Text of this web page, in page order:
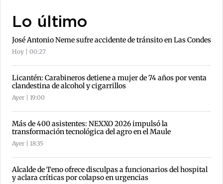
Lo último
José Antonio Neme sufre accidente de tránsito en Las Condes
Hoy | 00:27
Licantén: Carabineros detiene a mujer de 74 años por venta
clandestina de alcohol y cigarrillos
Ayer | 19:00
Más de 400 asistentes: NEXXO 2026 impulsó la
transformación tecnológica del agro en el Maule
Ayer | 18:35
Alcalde de Teno ofrece disculpas a funcionarios del hospital
y aclara críticas por colapso en urgencias